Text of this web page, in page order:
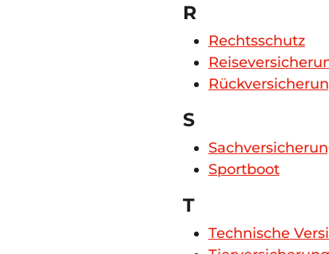
R
Rechtsschutz
S
Sportboot
T
Technische